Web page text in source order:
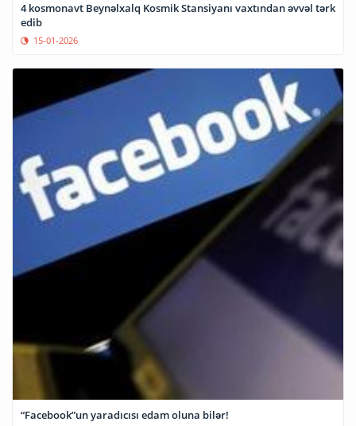
4 kosmonavt Beynəlxalq Kosmik Stansiyanı vaxtından əvvəl tərk
edib
15-01-2026
“Facebook”un yaradıcısı edam oluna bilər!